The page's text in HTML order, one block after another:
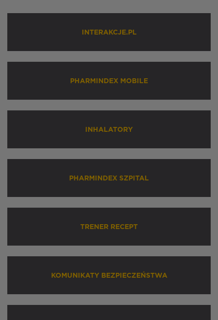
INTERAKCJE.PL
PHARMINDEX MOBILE
INHALATORY
PHARMINDEX SZPITAL
TRENER RECEPT
KOMUNIKATY BEZPIECZEŃSTWA